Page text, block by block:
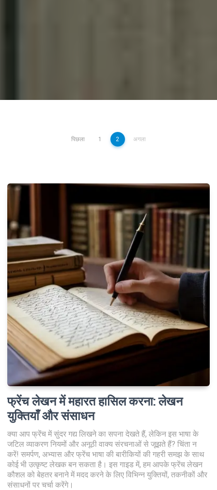
पिछला 1 2 अगला
फ्रेंच लेखन में महारत हासिल करना:लेखन
युक्तियाँ और संसाधन
क्या आप फ्रेंच में सुंदर गद्य लिखने का सपना देखते हैं, लेकिन इस भाषा के
जटिल व्याकरण नियमों और अनूठी वाक्य संरचनाओं से जूझते हैं? चिंता न
करें! समर्पण, अभ्यास और फ्रेंच भाषा की बारीकियों की गहरी समझ के साथ
कोई भी उत्कृष्ट लेखक बन सकता है। इस गाइड में, हम आपके फ्रेंच लेखन
कौशल को बेहतर बनाने में मदद करने के लिए विभिन्न युक्तियों, तकनीकों और
संसाधनों पर चर्चा करेंगे।